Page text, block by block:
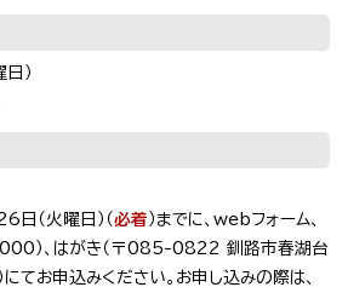
）
日（火曜日）（必着 ）までに、webフォーム、
）、はがき（〒085-0822 釧路市春湖台
お申込みください。お申し込みの際は、